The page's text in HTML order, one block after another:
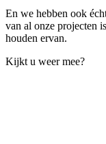
En we hebben ook
van al onze projecten
houden ervan.
Kijkt u weer mee?